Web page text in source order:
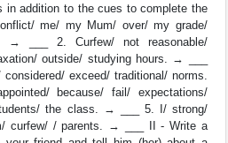
in addition to the cues to complete the
me/ my Mum/ over/ my grade/
→ ___ 2. Curfew/ not reasonable/
outside/ studying hours. → ___
exceed/ traditional/ norms.
because/ fail/ expectations/
the class. → ___ 5. I/ strong/
curfew/ / parents. → ___ II - Write a